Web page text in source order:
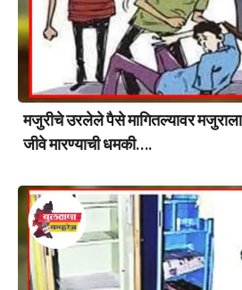
मजुरीचे उरलेले पैसे मागितल्यावर
जीवे मारण्याची धमकी….